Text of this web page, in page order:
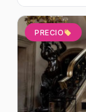
PRECIO